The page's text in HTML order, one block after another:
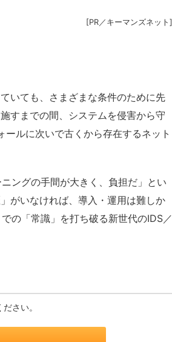
[PR／キーマンズネット ]
いても、さまざまな条件のために先
すまでの間、システムを侵害から守
ルに次いで古くから存在するネット
ングの手間が大きく、負担だ」とい
がいなければ、導入・運用は難しか
の「常識」を打ち破る新世代のIDS／
さい。